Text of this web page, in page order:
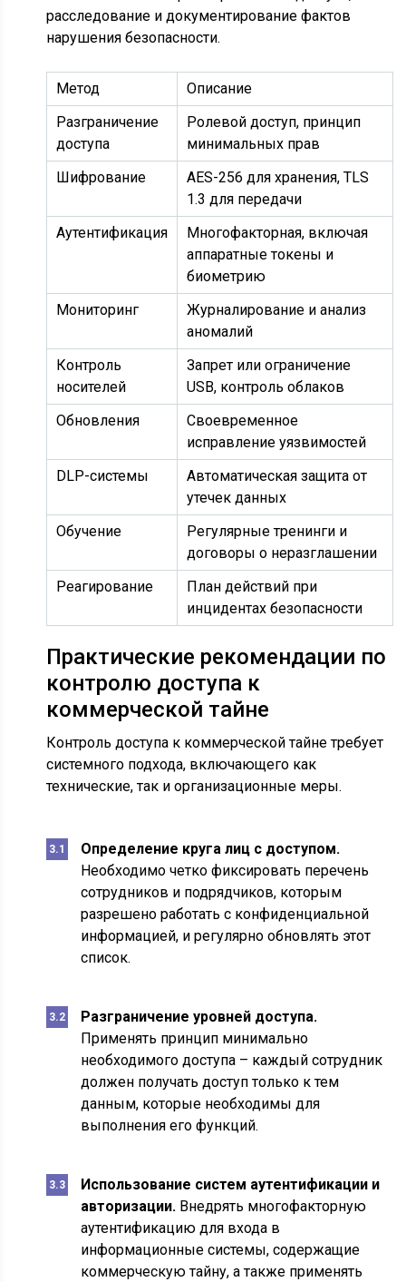
расследование и документирование фактов
нарушения безопасности.
Метод
Описание
Разграничение
доступа
Ролевой доступ, принцип
минимальных прав
Шифрование
AES-256 для хранения, TLS
1.3 для передачи
Аутентификация
Многофакторная, включая
аппаратные токены и
биометрию
Мониторинг
Журналирование и анализ
аномалий
Контроль
носителей
Запрет или ограничение
USB, контроль облаков
Обновления
Своевременное
исправление уязвимостей
DLP-системы
Автоматическая защита от
утечек данных
Обучение
Регулярные тренинги и
договоры о неразглашении
Реагирование
План действий при
инцидентах безопасности
Практические рекомендации по
контролю доступа к
коммерческой тайне
Контроль доступа к коммерческой тайне требует
системного подхода, включающего как
технические, так и организационные меры.
Определение круга лиц с доступом.
Необходимо четко фиксировать перечень
сотрудников и подрядчиков, которым
разрешено работать с конфиденциальной
информацией, и регулярно обновлять этот
список.
Разграничение уровней доступа.
Применять принцип минимально
необходимого доступа – каждый сотрудник
должен получать доступ только к тем
данным, которые необходимы для
выполнения его функций.
Использование систем аутентификации и
авторизации. Внедрять многофакторную
аутентификацию для входа в
информационные системы, содержащие
коммерческую тайну, а также применять